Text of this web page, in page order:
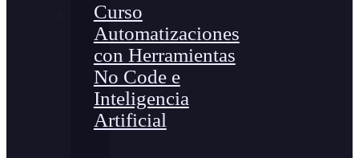
Curso
Automatizaciones
con Herramientas
No Code e
Inteligencia
Artificial